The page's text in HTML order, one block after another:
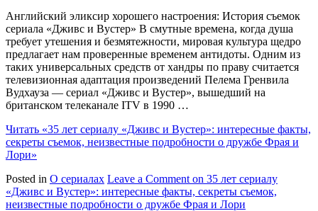
Английский эликсир хорошего настроения: История съемок
сериала «Дживс и Вустер» В смутные времена, когда душа
требует утешения и безмятежности, мировая культура щедро
предлагает нам проверенные временем антидоты. Одним из
таких универсальных средств от хандры по праву считается
телевизионная адаптация произведений Пелема Гренвила
Вудхауза — сериал «Дживс и Вустер», вышедший на
британском телеканале ITV в 1990 …
Читать «35 лет сериалу «Дживс и Вустер»: интересные факты,
секреты съемок, неизвестные подробности о дружбе Фрая и
Лори»
Posted in О сериалах Leave a Comment on 35 лет сериалу
«Дживс и Вустер»: интересные факты, секреты съемок,
неизвестные подробности о дружбе Фрая и Лори